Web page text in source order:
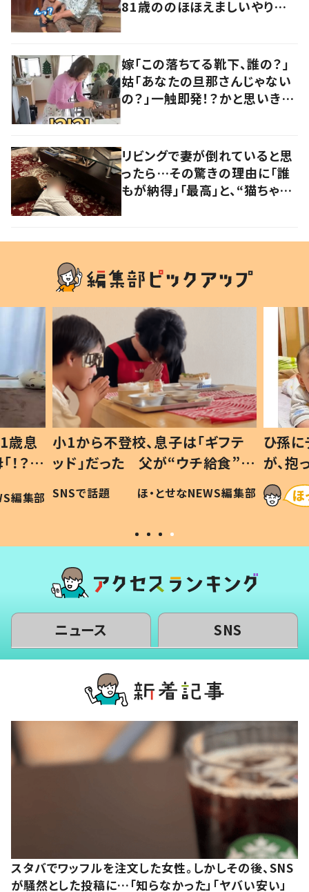
81歳ののほほえましいやり取り
嫁「この落ちてる靴下、誰の？」
姑「あなたの旦那さんじゃない
の？」一触即発！？かと思いき
リビングで妻が倒れていると思
ったら…その驚きの理由に「誰
もが納得」「最高」と、“猫ちゃん
歳息
？」
編集部
小1から不登校、息子は「ギフテ
ッド」だった 父が“ウチ給食”を
作り続ける理由とは #令和の親
#令和の子
SNSで話題 ほ・とせなNEWS編集部
ひ孫
が、
「涙が
い」
ニュース SNS
スタバでワッフルを注文した女性。しかしその後、SNS
が騒然とした投稿に…「知らなかった」「ヤバい安い」